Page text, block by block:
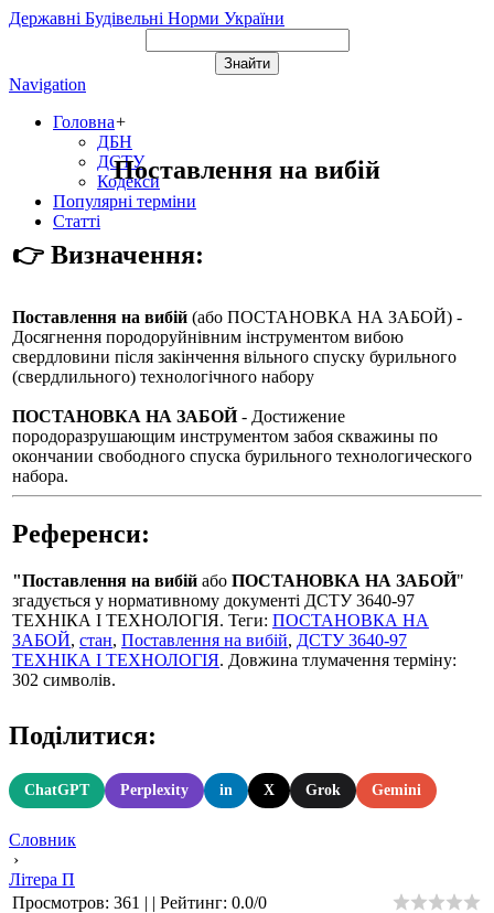
Державні Будівельні Норми України
Navigation
Головна+
ДБН
ДСТУ
Кодекси
Популярні терміни
Статті
Поставлення на вибій
👉 Визначення:
Поставлення на вибій (або ПОСТАНОВКА НА ЗАБОЙ) -
Досягнення породоруйнівним інструментом вибою
свердловини після закінчення вільного спуску бурильного
(свердлильного) технологічного набору
ПОСТАНОВКА НА ЗАБОЙ- Достижение
породоразрушающим инструментом забоя скважины по
окончании свободного спуска бурильного технологического
набора.
Референси:
"Поставлення на вибій або ПОСТАНОВКА НА ЗАБОЙ"
згадується у нормативному документі ДСТУ 3640-97
ТЕХНІКА І ТЕХНОЛОГІЯ. Теги: ПОСТАНОВКА НА
ЗАБОЙ, стан, Поставлення на вибій, ДСТУ 3640-97
ТЕХНІКА І ТЕХНОЛОГІЯ. Довжина тлумачення терміну:
302 символів.
Поділитися:
ChatGPT Perplexity in X Grok Gemini
Словник
›
Літера П
Просмотров: 361 | | Рейтинг: 0.0/0